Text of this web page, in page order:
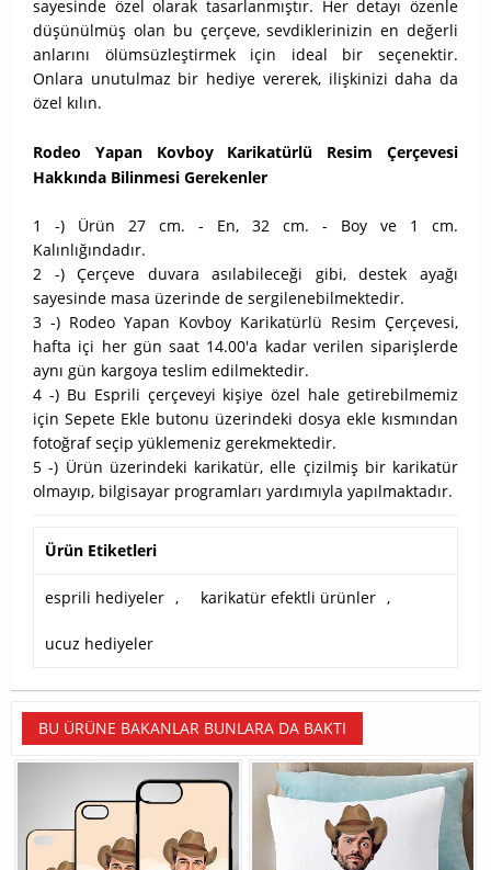
sayesinde özel olarak tasarlanmıştır. Her detayı özenle
düşünülmüş olan bu çerçeve, sevdiklerinizin en değerli
anlarını ölümsüzleştirmek için ideal bir seçenektir.
Onlara unutulmaz bir hediye vererek, ilişkinizi daha da
özel kılın.
Rodeo Yapan Kovboy Karikatürlü Resim Çerçevesi
Hakkında Bilinmesi Gerekenler
1 -) Ürün 27 cm. - En, 32 cm. - Boy ve 1 cm.
Kalınlığındadır.
2 -) Çerçeve duvara asılabileceği gibi, destek ayağı
sayesinde masa üzerinde de sergilenebilmektedir.
3 -) Rodeo Yapan Kovboy Karikatürlü Resim Çerçevesi,
hafta içi her gün saat 14.00'a kadar verilen siparişlerde
aynı gün kargoya teslim edilmektedir.
4 -) Bu Esprili çerçeveyi kişiye özel hale getirebilmemiz
için Sepete Ekle butonu üzerindeki dosya ekle kısmından
fotoğraf seçip yüklemeniz gerekmektedir.
5 -) Ürün üzerindeki karikatür, elle çizilmiş bir karikatür
olmayıp, bilgisayar programları yardımıyla yapılmaktadır.
Ürün Etiketleri
esprili hediyeler , karikatür efektli ürünler ,
ucuz hediyeler
BU ÜRÜNE BAKANLAR BUNLARA DA BAKTI